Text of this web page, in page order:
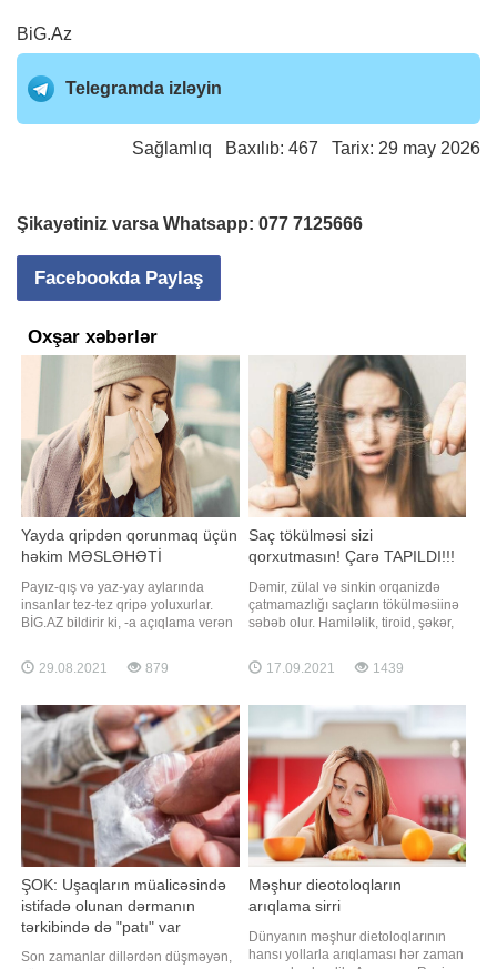
BiG.Az
Telegramda izləyin
Sağlamlıq Baxılıb: 467 Tarix: 29 may 2026
Şikayətiniz varsa Whatsapp: 077 7125666
Facebookda Paylaş
Oxşar xəbərlər
Yayda qripdən qorunmaq üçün
həkim MƏSLƏHƏTİ
Payız-qış və yaz-yay aylarında
insanlar tez-tez qripə yoluxurlar.
BİG.AZ bildirir ki, -a açıqlama verən
bildirir ki, qripə yoluxmaq
təhlükəlidir. "Yaz-yay aylarında
yetişmədiyinə görə orqanizmin
ressusu aşağı düşür. Bu zaman
orqanizmdə vitami
29.08.2021 879
Saç tökülməsi sizi
qorxutmasın! Çarə TAPILDI!!!
Dəmir, zülal və sinkin orqanizdə
çatmamazlığı saçların tökülməsiinə
səbəb olur. Hamiləlik, tiroid, şəkər,
saçı tökür. Həddindən artıq diaeta,
xərçəng xəstəliklərinin
dərmanlar da saçları tökər,
həmçinin rənglənmədə istifadə
edilə
17.09.2021 1439
ŞOK: Uşaqların müalicəsində
istifadə olunan dərmanın
tərkibində də "patı" var
Son zamanlar dillərdən düşməyən,
Məşhur dieotoloqların
arıqlama sirri
Dünyanın məşhur dietoloqlarının
hansı yollarla arıqlaması hər zaman